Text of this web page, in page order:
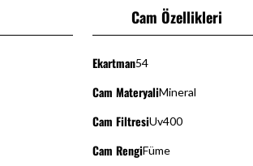
Cam Özellikleri
Ekartman54
Cam MateryaliMineral
Cam FiltresiUv400
Cam RengiFüme